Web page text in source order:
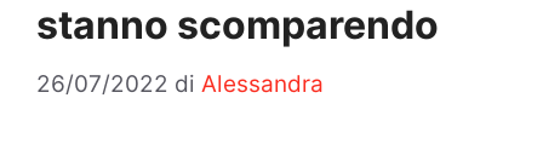
stanno scomparendo
26/07/2022 di Alessandra